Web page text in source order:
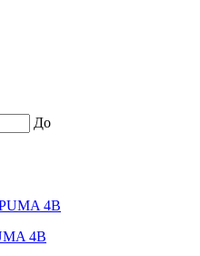
До
4B